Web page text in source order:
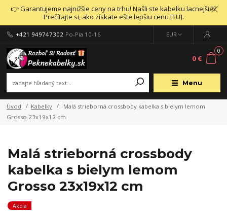
👉 Garantujeme najnižšie ceny na trhu! Našli ste kabelku lacnejšie?
Prečítajte si, ako získate ešte lepšiu cenu [TU].
Menu
EUR
+421 949747302 Po-Pia 10-16
0
0 €
Úvod Kabelky
Malá strieborná crossbody kabelka s bielym lemom
Grosso 23x19x12 cm
Malá strieborná crossbody
kabelka s bielym lemom
Grosso 23x19x12 cm
Akcia